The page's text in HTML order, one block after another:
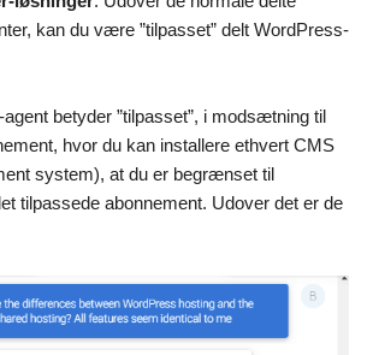
kan du være ”tilpasset” delt WordPress-
betyder ”tilpasset”, i modsætning til
hvor du kan installere ethvert CMS
system), at du er begrænset til
tilpassede abonnement. Udover det er de